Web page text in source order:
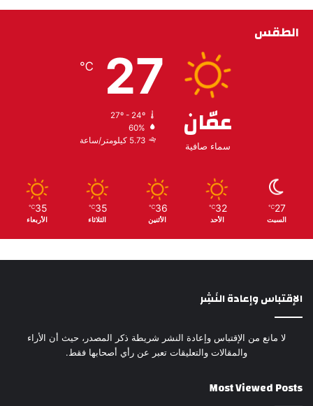
الطقس
عمّان
سماء صافية
27
℃
27º - 24º
60%
5.73 كيلومتر/ساعة
27
℃
السبت
32
℃
الأحد
36
℃
الأثنين
35
℃
الثلاثاء
35
℃
الأربعاء
الإقتباس وإعادة النَشِر
لا مانع من الإقتباس وإعادة النشر شريطة ذكر المصدر، حيث أن الأراء
والمقالات والتعليقات تعبر عن رأي أصحابها فقط.
Most Viewed Posts